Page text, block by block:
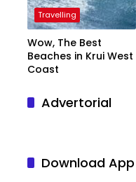
Travelling
Wow, The Best
Beaches in Krui West
Coast
Advertorial
Download